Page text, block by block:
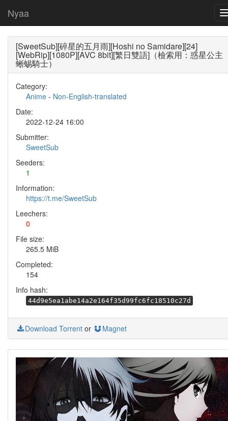
Nyaa
[SweetSub][碎星的五月雨][Hoshi no Samidare][24]
[WebRip][1080P][AVC 8bit][繁日雙語]（檢索用：惑星公主
蜥蜴騎士）
Category:
Anime - Non-English-translated
Date:
2022-12-24 16:00
Submitter:
SweetSub
Seeders:
1
Information:
https://t.me/SweetSub
Leechers:
0
File size:
265.5 MiB
Completed:
154
Info hash:
44d9e5ea1abe14a2e164f35d99fc6fc18510c27d
Download Torrent or Magnet